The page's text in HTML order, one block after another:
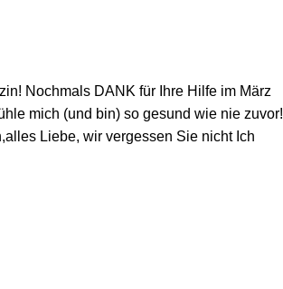
Nochmals DANK für Ihre Hilfe im März
mich (und bin) so gesund wie nie zuvor!
Liebe, wir vergessen Sie nicht Ich